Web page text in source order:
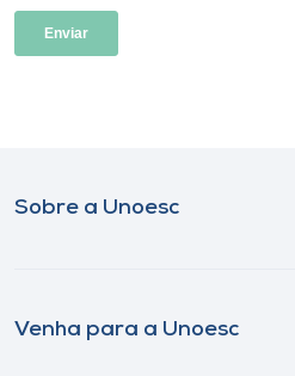
Sobre a Unoesc
Venha para a Unoesc